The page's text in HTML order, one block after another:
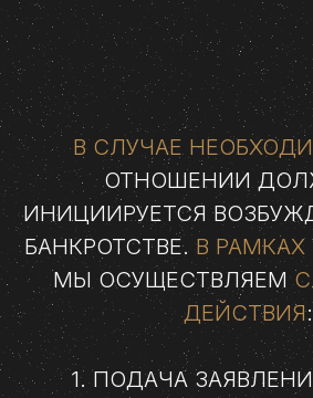
В СЛУЧАЕ
ОТНОШЕНИИ
ИНИЦИИРУЕТСЯ
БАНКРОТСТВЕ.В РАМКАХ
МЫ ОСУЩЕСТВЛЯЕМ
ДЕЙСТВИЯ:
1. ПОДАЧА